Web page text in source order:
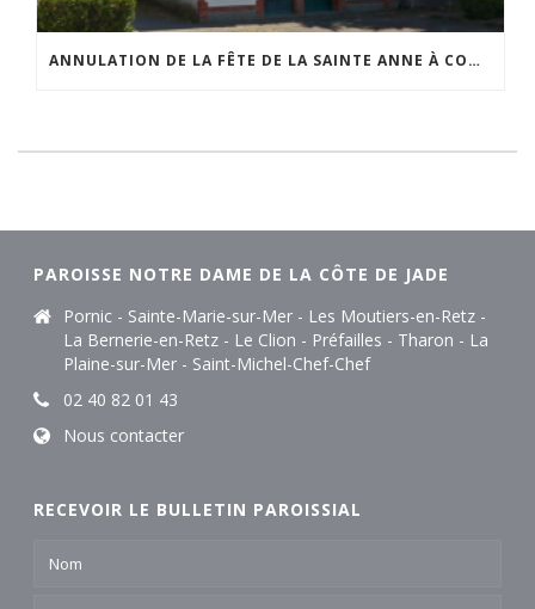
ANNULATION DE LA FÊTE DE LA SAINTE ANNE À COMBERGE
PAROISSE NOTRE DAME DE LA CÔTE DE JADE
Pornic - Sainte-Marie-sur-Mer - Les Moutiers-en-Retz -
La Bernerie-en-Retz - Le Clion - Préfailles - Tharon - La
Plaine-sur-Mer - Saint-Michel-Chef-Chef
02 40 82 01 43
Nous contacter
RECEVOIR LE BULLETIN PAROISSIAL